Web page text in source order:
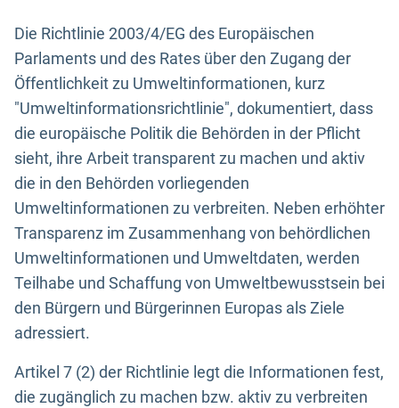
Die Richtlinie 2003/4/EG des Europäischen
Parlaments und des Rates über den Zugang der
Öffentlichkeit zu Umweltinformationen, kurz
"Umweltinformationsrichtlinie", dokumentiert, dass
die europäische Politik die Behörden in der Pflicht
sieht, ihre Arbeit transparent zu machen und aktiv
die in den Behörden vorliegenden
Umweltinformationen zu verbreiten. Neben erhöhter
Transparenz im Zusammenhang von behördlichen
Umweltinformationen und Umweltdaten, werden
Teilhabe und Schaffung von Umweltbewusstsein bei
den Bürgern und Bürgerinnen Europas als Ziele
adressiert.
Artikel 7 (2) der Richtlinie legt die Informationen fest,
die zugänglich zu machen bzw. aktiv zu verbreiten